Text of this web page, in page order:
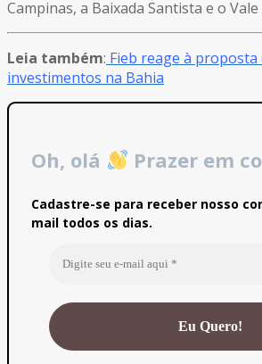
Campinas, a Baixada Santista e o
Leia também: Fieb reage à proposta
investimentos na Bahia
Oh, olá Prazer em
Cadastre-se para receber nosso
mail todos os dias.